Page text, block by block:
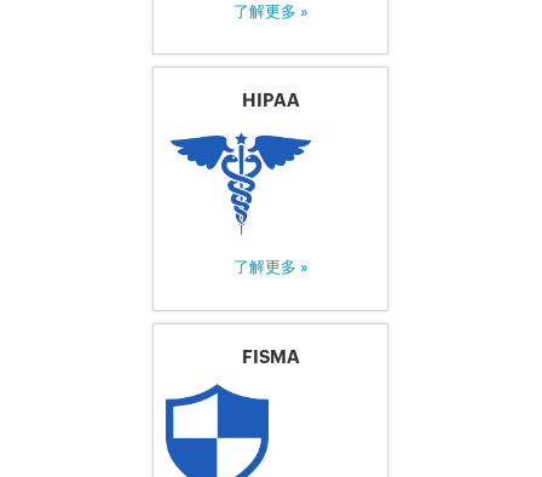
了解更多 »
HIPAA
了解更多 »
FISMA